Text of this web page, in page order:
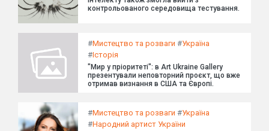
контрольованого середовища тестування.
#Мистецтво та розваги #Україна
#Історія
"Мир у пріоритеті": в Art Ukraine Gallery
презентували неповторний проєкт, що вже
отримав визнання в США та Європі.
#Мистецтво та розваги #Україна
#Народний артист України